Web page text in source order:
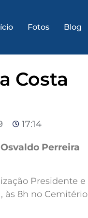
Fotos Blog
Costa
17:14
Osvaldo Perreira
Presidente e
às 8h no Cemitério